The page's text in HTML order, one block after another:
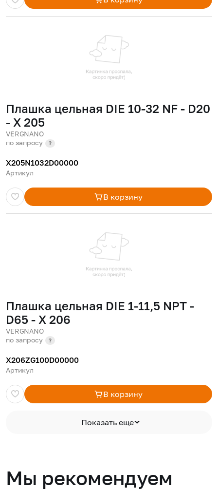
Плашка цельная DIE 10-32 NF - D20
- X 205
VERGNANO
по запросу
?
X205N1032D00000
Артикул
В корзину
Плашка цельная DIE 1-11,5 NPT -
D65 - X 206
VERGNANO
по запросу
?
X206ZG100D00000
Артикул
В корзину
Показать еще
Мы рекомендуем